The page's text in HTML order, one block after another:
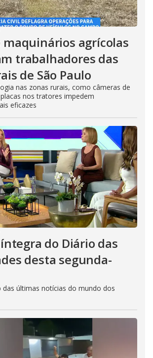
maquinários agrícolas
trabalhadores das
de São Paulo
nas zonas rurais, como câmeras de
nos tratores impedem
eficazes
do Diário das
desta segunda-
das últimas notícias do mundo dos